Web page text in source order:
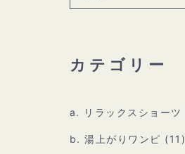
カテゴリー
a. リラックスショーツ
b. 湯上がりワンピ (11)